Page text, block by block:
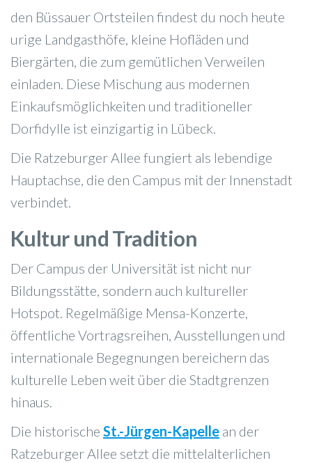
den Büssauer Ortsteilen findest du noch heute
urige Landgasthöfe, kleine Hofläden und
Biergärten, die zum gemütlichen Verweilen
einladen. Diese Mischung aus modernen
Einkaufsmöglichkeiten und traditioneller
Dorfidylle ist einzigartig in Lübeck.
Die Ratzeburger Allee fungiert als lebendige
Hauptachse, die den Campus mit der Innenstadt
verbindet.
Kultur und Tradition
Der Campus der Universität ist nicht nur
Bildungsstätte, sondern auch kultureller
Hotspot. Regelmäßige Mensa-Konzerte,
öffentliche Vortragsreihen, Ausstellungen und
internationale Begegnungen bereichern das
kulturelle Leben weit über die Stadtgrenzen
hinaus.
Die historische St.-Jürgen-Kapelle an der
Ratzeburger Allee setzt die mittelalterlichen